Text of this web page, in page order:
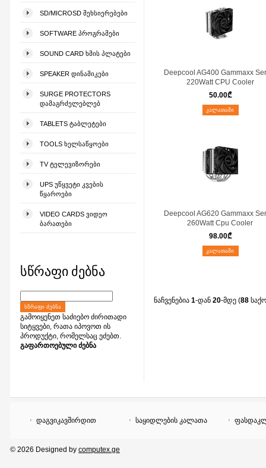
SD/MICROSD ᲛᲔᲮᲡᲘᲔᲠᲔᲑᲔᲑᲘ
SOFTWARE ᲞᲠᲝᲒᲠᲐᲛᲔᲑᲘ
SOUND CARD ᲮᲛᲘᲡ ᲞᲚᲐᲢᲔᲑᲘ
SPEAKER ᲓᲘᲜᲐᲛᲘᲙᲔᲑᲘ
SURGE PROTECTORS
ᲓᲐᲛᲐᲒᲠᲫᲔᲚᲔᲑᲚᲔᲑ
TABLETS ᲢᲐᲑᲚᲔᲢᲔᲑᲘ
TOOLS ᲮᲔᲚᲡᲐᲬᲧᲝᲔᲑᲘ
TV ᲢᲔᲚᲔᲕᲘᲖᲝᲠᲔᲑᲘ
UPS ᲣᲬᲧᲕᲔᲢᲘ ᲙᲕᲔᲑᲘᲡ
ᲬᲧᲐᲠᲝᲔᲑᲘ
VIDEO CARDS ᲕᲘᲓᲔᲝ
ᲑᲐᲠᲐᲗᲔᲑᲘ
სწრაფი ძებნა
ᲡᲬᲠᲐᲤᲘ ᲫᲔᲑᲜᲐ
გამოიყენეთ საძიებო ძირითადი
სიტყვები, რათა იპოვოთ ის
პროდუქტი, რომელსაც ეძებთ.
გაფართოებული ძებნა
Deepcool AG400 Gammaxx
220Watt CPU Cooler
50.00₾
ᲙᲐᲚᲐᲗᲐᲨᲘ
Deepcool AG620 Gammaxx
260Watt Cpu Cooler
98.00₾
ᲙᲐᲚᲐᲗᲐᲨᲘ
ნაჩვენებია 1-დან 20-მდე (88
დაგვიკავშირდით საყიდლების კალათა
© 2026 Designed by computex.ge